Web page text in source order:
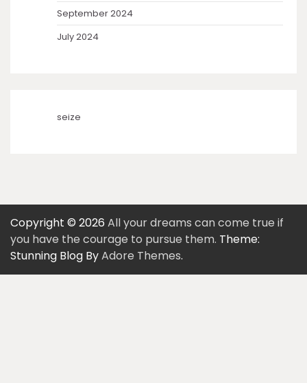
September 2024
July 2024
seize
Copyright © 2026 All your dreams can come true if
you have the courage to pursue them. Theme:
Stunning Blog ByAdore Themes.